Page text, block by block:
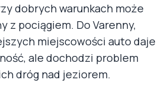
dobrych warunkach może
z pociągiem. Do Varenny,
miejscowości auto daje
ale dochodzi problem
dróg nad jeziorem.